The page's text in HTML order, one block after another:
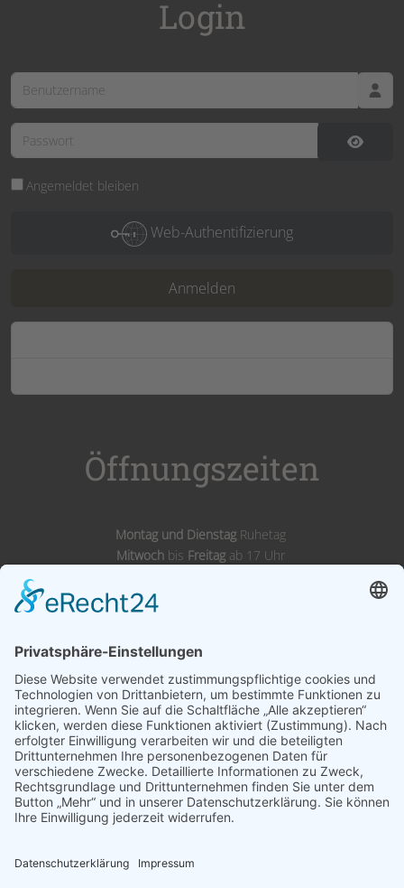
Login
Passwort
Angemeldet bleiben
Web-Authentifizierung
Anmelden
Öffnungszeiten
Montag und DienstagRuhetag
Mitwochbis Freitagab 17 Uhr
Adresse
Landgasthof Wörnitz Stuben
Inh. Karl Kirsch